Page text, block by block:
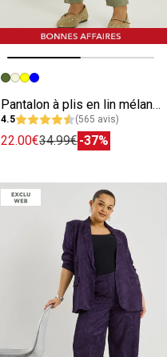
Image précédente
Image suivante
Pantalon à plis en lin mélangé femme
4.5 (565 avis)
22.00€34.99€-37%